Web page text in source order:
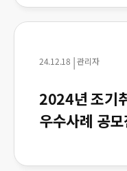
24.12.18 |관리자
2024년 조기
우수사례 공